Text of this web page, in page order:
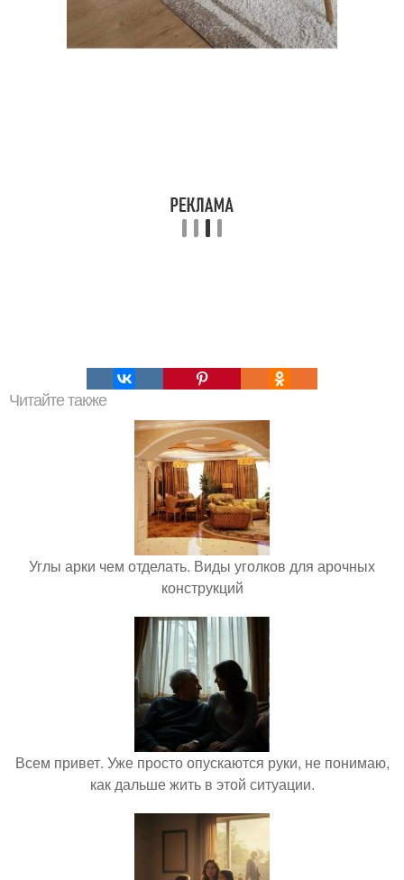
Читайте также
Углы арки чем отделать. Виды уголков для арочных
конструкций
Всем привет. Уже просто опускаются руки, не понимаю,
как дальше жить в этой ситуации.